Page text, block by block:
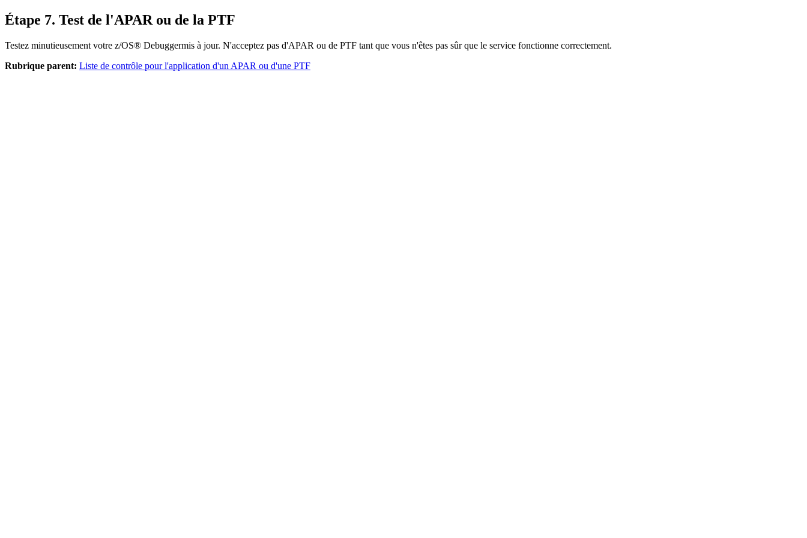
Étape 7. Test de l'APAR ou de la PTF
Testez minutieusement votre z/OS® Debuggermis à jour. N'acceptez pas d'APAR ou de PTF tant que vous n'êtes pas sûr que le service fonctionne correctement.
Rubrique parent: Liste de contrôle pour l'application d'un APAR ou d'une PTF